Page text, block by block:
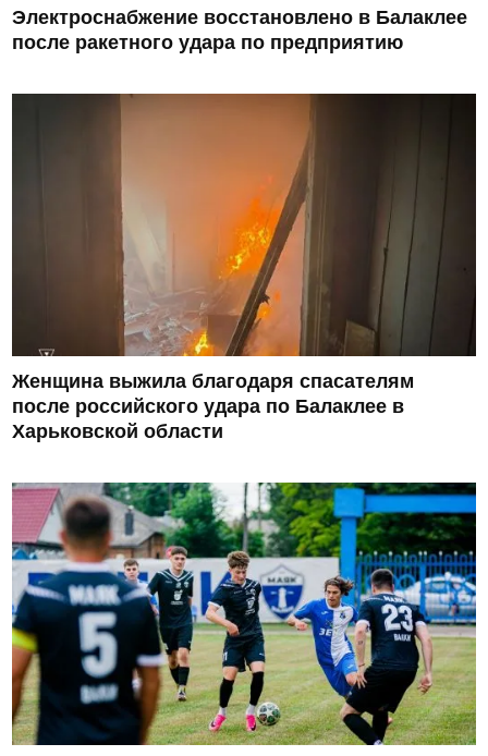
Электроснабжение восстановлено в Балаклее
после ракетного удара по предприятию
Женщина выжила благодаря спасателям
после российского удара по Балаклее в
Харьковской области